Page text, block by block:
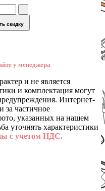
скидку
у менеджера
и не является
и комплектация могут
Интернет-
за частичное
указанных на нашем
уточнять характеристики
с учетом НДС.